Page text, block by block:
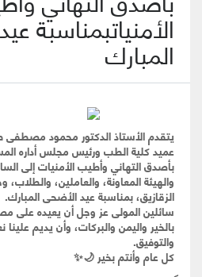
الأمنياتبمناسبة
المبارك
يتقدم الأستاذ الدكتور محمود مصطفى
عميد كلية الطب ورئيس مجلس أداره
بأصدق التهاني وأطيب الأمنيات إلى
والهيئة المعاونة، والعاملين،
الزقازيق، بمناسبة عيد الأضحى المبارك.
سائلين المولى عز وجل أن يعيده على
بالخير واليمن والبركات، وأن يديم علينا
والتوفيق.
كل عام وأنتم بخير 🌙✨